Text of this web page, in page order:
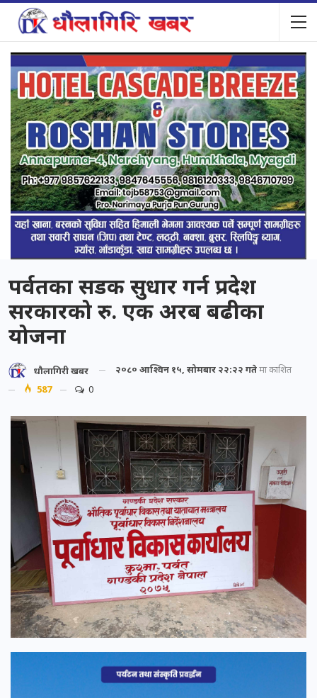
पर्वतका सडक सुधार गर्न प्रदेश
सरकारको रु. एक अरब बढीका
योजना
धौलागिरी खबर २०८० आश्विन १५, सोमबार २२:२२ गतेमा प्रकाशित
587
0